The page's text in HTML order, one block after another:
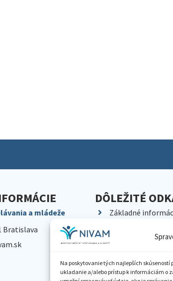
Na poskytovanie tých najlepších skúseností
ukladanie a/alebo prístup k informáciám o
a mládeže
Bratislava
DÔLEŽITÉ
Základné
Kariéra
Pracoviská NIVaM